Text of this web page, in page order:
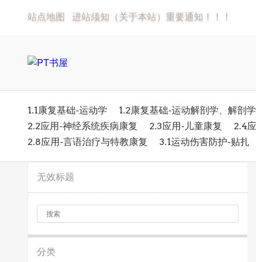
站点地图 进站须知（关于本站）重要通知！！！
1.1康复基础-运动学 1.2康复基础-运动解剖学、解剖学
2.2应用-神经系统疾病康复
2.3应用-儿童康复 2.4
2.8应用-言语治疗与特教康复
3.1运动伤害防护-贴扎
无效标题
分类